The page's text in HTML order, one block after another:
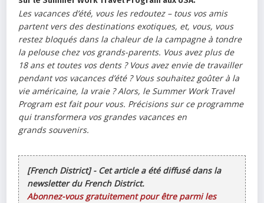
Les vacances d’été, vous les redoutez – tous vos amis
partent vers des destinations exotiques, et, vous, vous
restez bloqués dans la chaleur de la campagne à tondre
la pelouse chez vos grands-parents. Vous avez plus de
18 ans et toutes vos dents ? Vous avez envie de travailler
pendant vos vacances d’été ? Vous souhaitez goûter à la
vie américaine, la vraie ? Alors, le Summer Work Travel
Program est fait pour vous. Précisions sur ce programme
qui transformera vos grandes vacances en
grands souvenirs.
[French District] - Cet article a été diffusé dans la
newsletter du French District.
Abonnez-vous gratuitement pour être parmi les